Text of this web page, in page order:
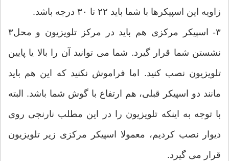
زاویه این اسپیکرها با شما باید ۲۲ تا ۳۰ درجه باشد.
۳‫۳- اسپیکر مرکزی هم باید در مرکز تلویزیون و محل
نشستن شما قرار گیرد. شما می توانید آن را بالا یا پایین
تلویزیون نصب کنید. اما فراموش نکنید که این هم باید
مانند دو اسپیکر قبلی، هم ارتفاع با گوش شما باشد. البته
با توجه به اینکه تلویزیون را در این مطلب نارنجی روی
دیوار نصب کردیم، معمولا اسپیکر مرکزی زیر تلویزیون
قرار می گیرد.